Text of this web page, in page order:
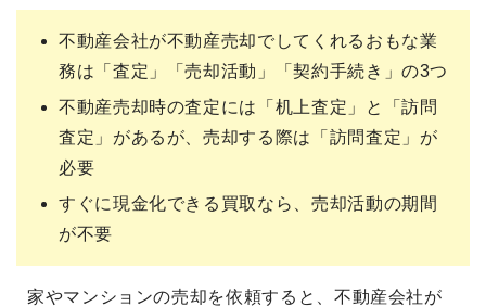
不動産会社が不動産売却でしてくれるおもな業
務は「査定」「売却活動」「契約手続き」の3つ
不動産売却時の査定には「机上査定」と「訪問
査定」があるが、売却する際は「訪問査定」が
必要
すぐに現金化できる買取なら、売却活動の期間
が不要
家やマンションの売却を依頼すると、不動産会社が